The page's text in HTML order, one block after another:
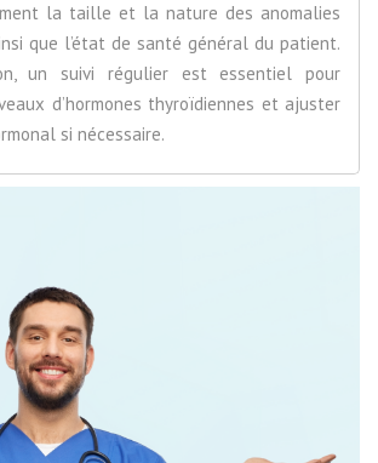
la taille et la nature des anomalies
que l’état de santé général du patient.
un suivi régulier est essentiel pour
d’hormones thyroïdiennes et ajuster
si nécessaire.